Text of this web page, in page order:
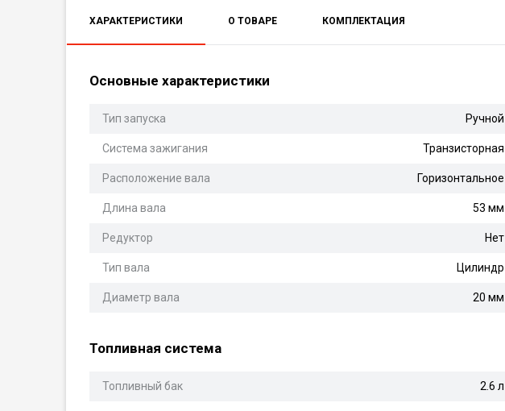
ХАРАКТЕРИСТИКИ О ТОВАРЕ КОМПЛЕКТАЦИЯ
Основные характеристики
Тип запуска Ручной
Система зажигания Транзисторная
Расположение вала Горизонтальное
Длина вала 53 мм
Редуктор Нет
Тип вала Цилиндр
Диаметр вала 20 мм
Топливная система
Топливный бак 2.6 л